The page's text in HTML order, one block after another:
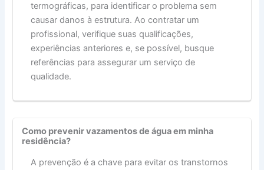
termográficas, para identificar o problema sem
causar danos à estrutura. Ao contratar um
profissional, verifique suas qualificações,
experiências anteriores e, se possível, busque
referências para assegurar um serviço de
qualidade.
Como prevenir vazamentos de água em minha
residência?
A prevenção é a chave para evitar os transtornos